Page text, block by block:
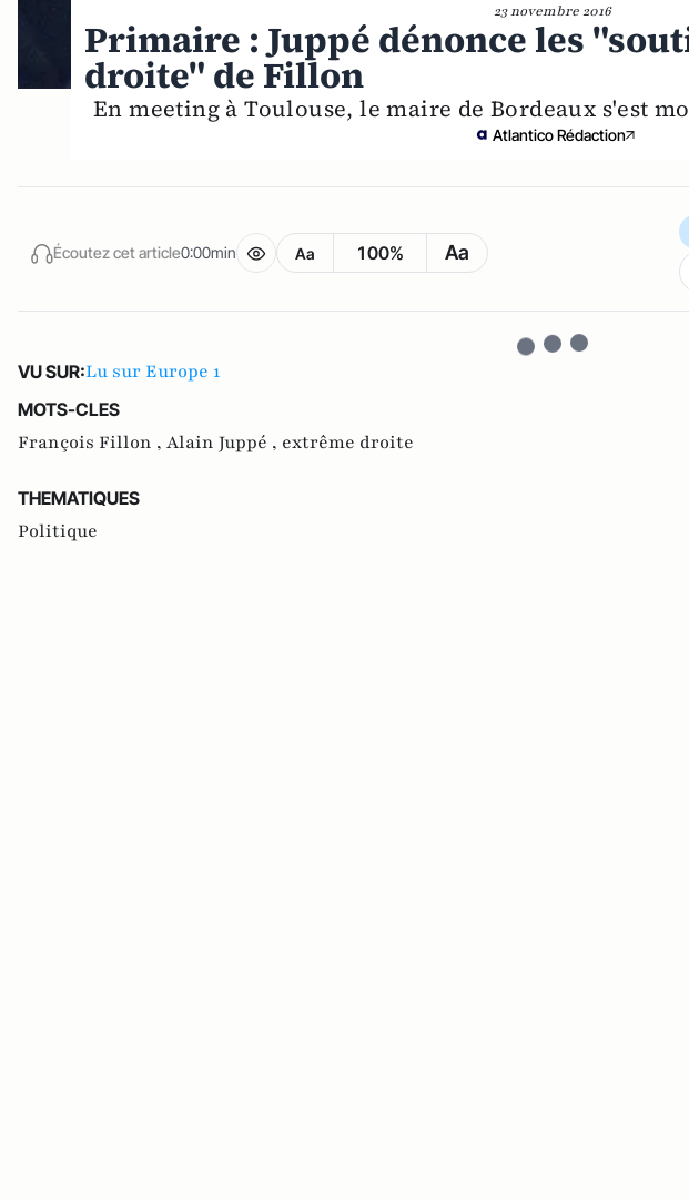
23 novembre 2016
Primaire : Juppé dénonce les
droite" de Fillon
En meeting à Toulouse, le maire de Bordeaux s'est
Atlantico Rédaction
Écoutez cet article0:00min Aa 100% Aa
VU SUR:Lu sur Europe 1
MOTS-CLES
François Fillon , Alain Juppé , extrême droite
THEMATIQUES
Politique